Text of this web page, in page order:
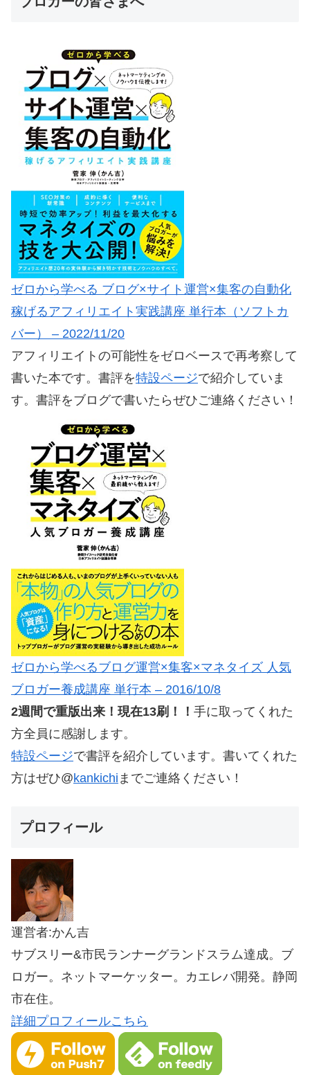
ゼロから学べる ブログ×サイト運営×集客の自動化
稼げるアフィリエイト実践講座 単行本（ソフトカ
バー） – 2022/11/20
アフィリエイトの可能性をゼロベースで再考察して
書いた本です。書評を特設ページで紹介していま
す。書評をブログで書いたらぜひご連絡ください！
ゼロから学べるブログ運営×集客×マネタイズ 人気
ブロガー養成講座 単行本 – 2016/10/8
2週間で重版出来！現在13刷！！ 手に取ってくれた
方全員に感謝します。
特設ページで書評を紹介しています。書いてくれた
方はぜひ@kankichi までご連絡ください！
プロフィール
運営者:かん吉
サブスリー&市民ランナーグランドスラム達成。ブ
ロガー。ネットマーケッター。カエレバ開発。静岡
市在住。
詳細プロフィールこちら